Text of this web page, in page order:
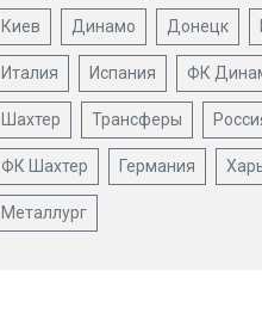
Киев Динамо Донецк
Италия Испания ФК
Шахтер Трансферы
ФК Шахтер Германия
Металлург